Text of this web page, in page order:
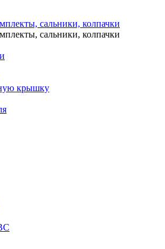
сальники, колпачки
сальники, колпачки
крышку